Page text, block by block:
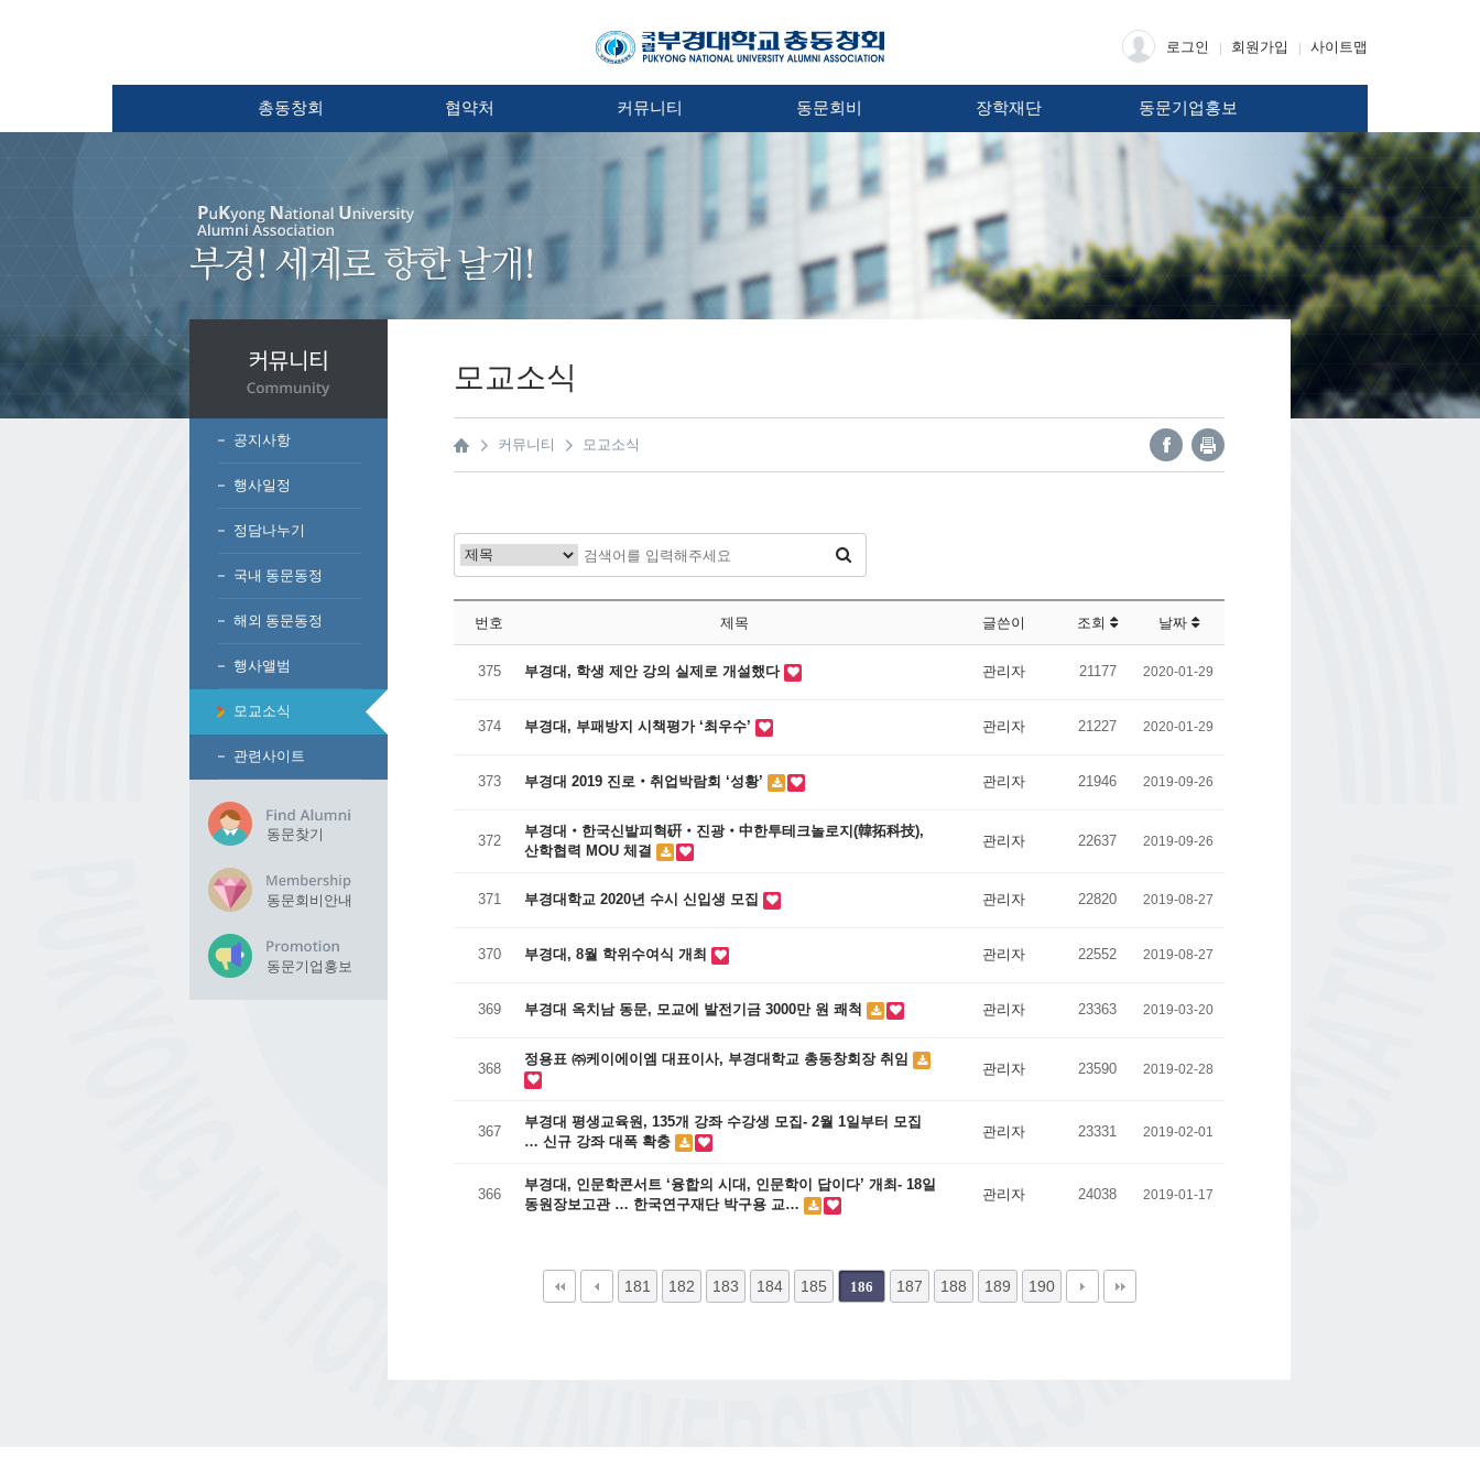
로그인 회원가입 사이트맵
총동창회 협약처 커뮤니티 동문회비 장학재단 동문기업홍보
공지사항
행사일정
정담나누기
국내 동문동정
해외 동문동정
행사앨범
모교소식
관련사이트
동문찾기
동문회비안내
동문기업홍보
모교소식
커뮤니티 모교소식
번호 제목 글쓴이 조회 날짜
375 부경대, 학생 제안 강의 실제로 개설했다 관리자 21177 2020-01-29
374 부경대, 부패방지 시책평가 ‘최우수’ 관리자 21227 2020-01-29
373 부경대 2019 진로‧취업박람회 ‘성황’ 관리자 21946 2019-09-26
372
부경대‧한국신발피혁硏‧진광‧中한투테크놀로지(韓拓科技),
산학협력 MOU 체결
관리자 22637 2019-09-26
371 부경대학교 2020년 수시 신입생 모집 관리자 22820 2019-08-27
370 부경대, 8월 학위수여식 개최 관리자 22552 2019-08-27
369 부경대 옥치남 동문, 모교에 발전기금 3000만 원 쾌척 관리자 23363 2019-03-20
368
정용표 ㈜케이에이엠 대표이사, 부경대학교 총동창회장 취임
관리자 23590 2019-02-28
367
부경대 평생교육원, 135개 강좌 수강생 모집- 2월 1일부터 모집
… 신규 강좌 대폭 확충
관리자 23331 2019-02-01
366
부경대, 인문학콘서트 ‘융합의 시대, 인문학이 답이다’ 개최- 18일
동원장보고관 … 한국연구재단 박구용 교…
관리자 24038 2019-01-17
181 182 183 184 185 186 187 188 189 190
맨끝